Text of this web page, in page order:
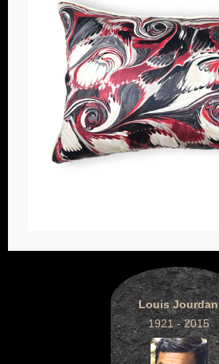
Louis Jourdan
1921 - 2015